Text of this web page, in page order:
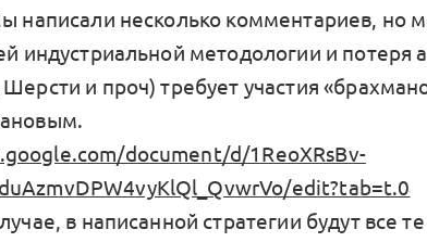
написали несколько комментариев, но
индустриальной методологии и потеря
и проч) требует участия
document/d/1ReoXRsBv-
edit?tab=t.0
в написанной стратегии будут все